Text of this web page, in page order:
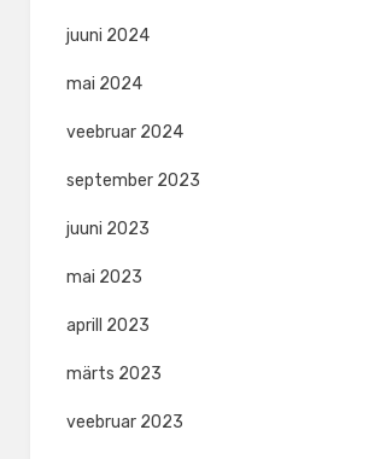
juuni 2024
mai 2024
veebruar 2024
september 2023
juuni 2023
mai 2023
aprill 2023
märts 2023
veebruar 2023